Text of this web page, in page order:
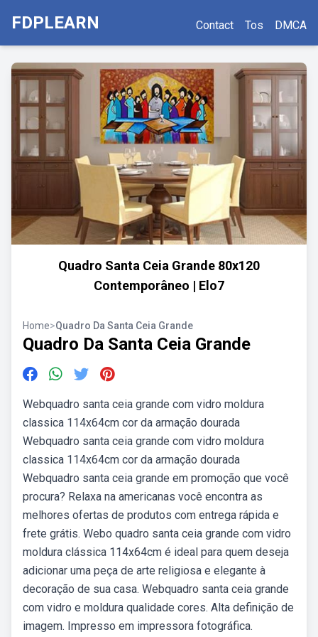
FDPLEARN Contact Tos DMCA
Quadro Santa Ceia Grande 80x120
Contemporâneo | Elo7
Home>Quadro Da Santa Ceia Grande
Quadro Da Santa Ceia Grande
Webquadro santa ceia grande com vidro moldura
classica 114x64cm cor da armação dourada
Webquadro santa ceia grande com vidro moldura
classica 114x64cm cor da armação dourada
Webquadro santa ceia grande em promoção que você
procura? Relaxa na americanas você encontra as
melhores ofertas de produtos com entrega rápida e
frete grátis. Webo quadro santa ceia grande com vidro
moldura clássica 114x64cm é ideal para quem deseja
adicionar uma peça de arte religiosa e elegante à
decoração de sua casa. Webquadro santa ceia grande
com vidro e moldura qualidade cores. Alta definição de
imagem. Impresso em impressora fotográfica.